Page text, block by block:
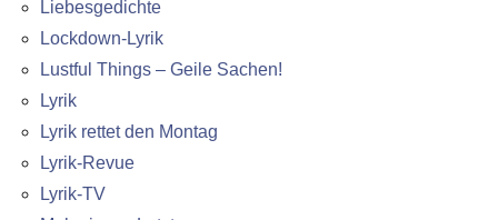
Liebesgedichte
Lockdown-Lyrik
Lustful Things – Geile Sachen!
Lyrik
Lyrik rettet den Montag
Lyrik-Revue
Lyrik-TV